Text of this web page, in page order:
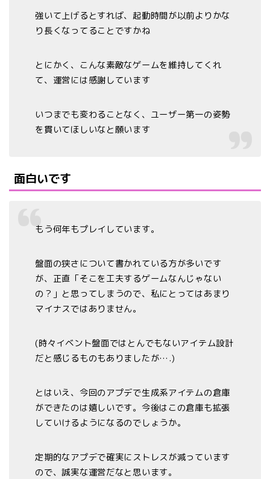
強いて上げるとすれば、起動時間が以前よりかな
り長くなってることですかね
とにかく、こんな素敵なゲームを維持してくれ
て、運営には感謝しています
いつまでも変わることなく、ユーザー第一の姿勢
を貫いてほしいなと願います
面白いです
もう何年もプレイしています。
盤面の狭さについて書かれている方が多いです
が、正直「そこを工夫するゲームなんじゃない
の？」と思ってしまうので、私にとってはあまり
マイナスではありません。
(時々イベント盤面ではとんでもないアイテム設計
だと感じるものもありましたが….)
とはいえ、今回のアプデで生成系アイテムの倉庫
ができたのは嬉しいです。今後はこの倉庫も拡張
していけるようになるのでしょうか。
定期的なアプデで確実にストレスが減っています
ので、誠実な運営だなと思います。